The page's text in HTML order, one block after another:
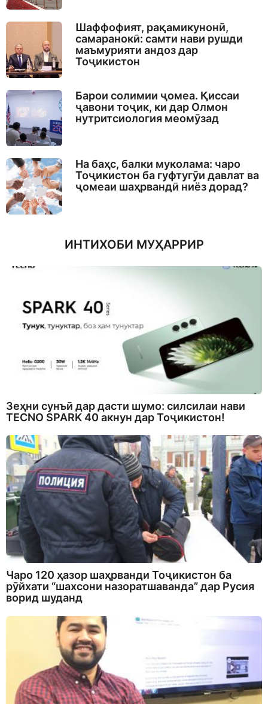
Шаффофият, рақамикунонӣ,
самаранокӣ: самти нави рушди
маъмурияти андоз дар
Тоҷикистон
Барои солимии ҷомеа. Қиссаи
ҷавони тоҷик, ки дар Олмон
нутритсиология меомӯзад
На баҳс, балки муколама: чаро
Тоҷикистон ба гуфтугӯи давлат ва
ҷомеаи шаҳрвандӣ ниёз дорад?
ИНТИХОБИ МУҲАРРИР
Зеҳни сунъӣ дар дасти шумо: силсилаи нави
TECNO SPARK 40 акнун дар Тоҷикистон!
Чаро 120 ҳазор шаҳрванди Тоҷикистон ба
рӯйхати “шахсони назоратшаванда” дар Русия
ворид шуданд